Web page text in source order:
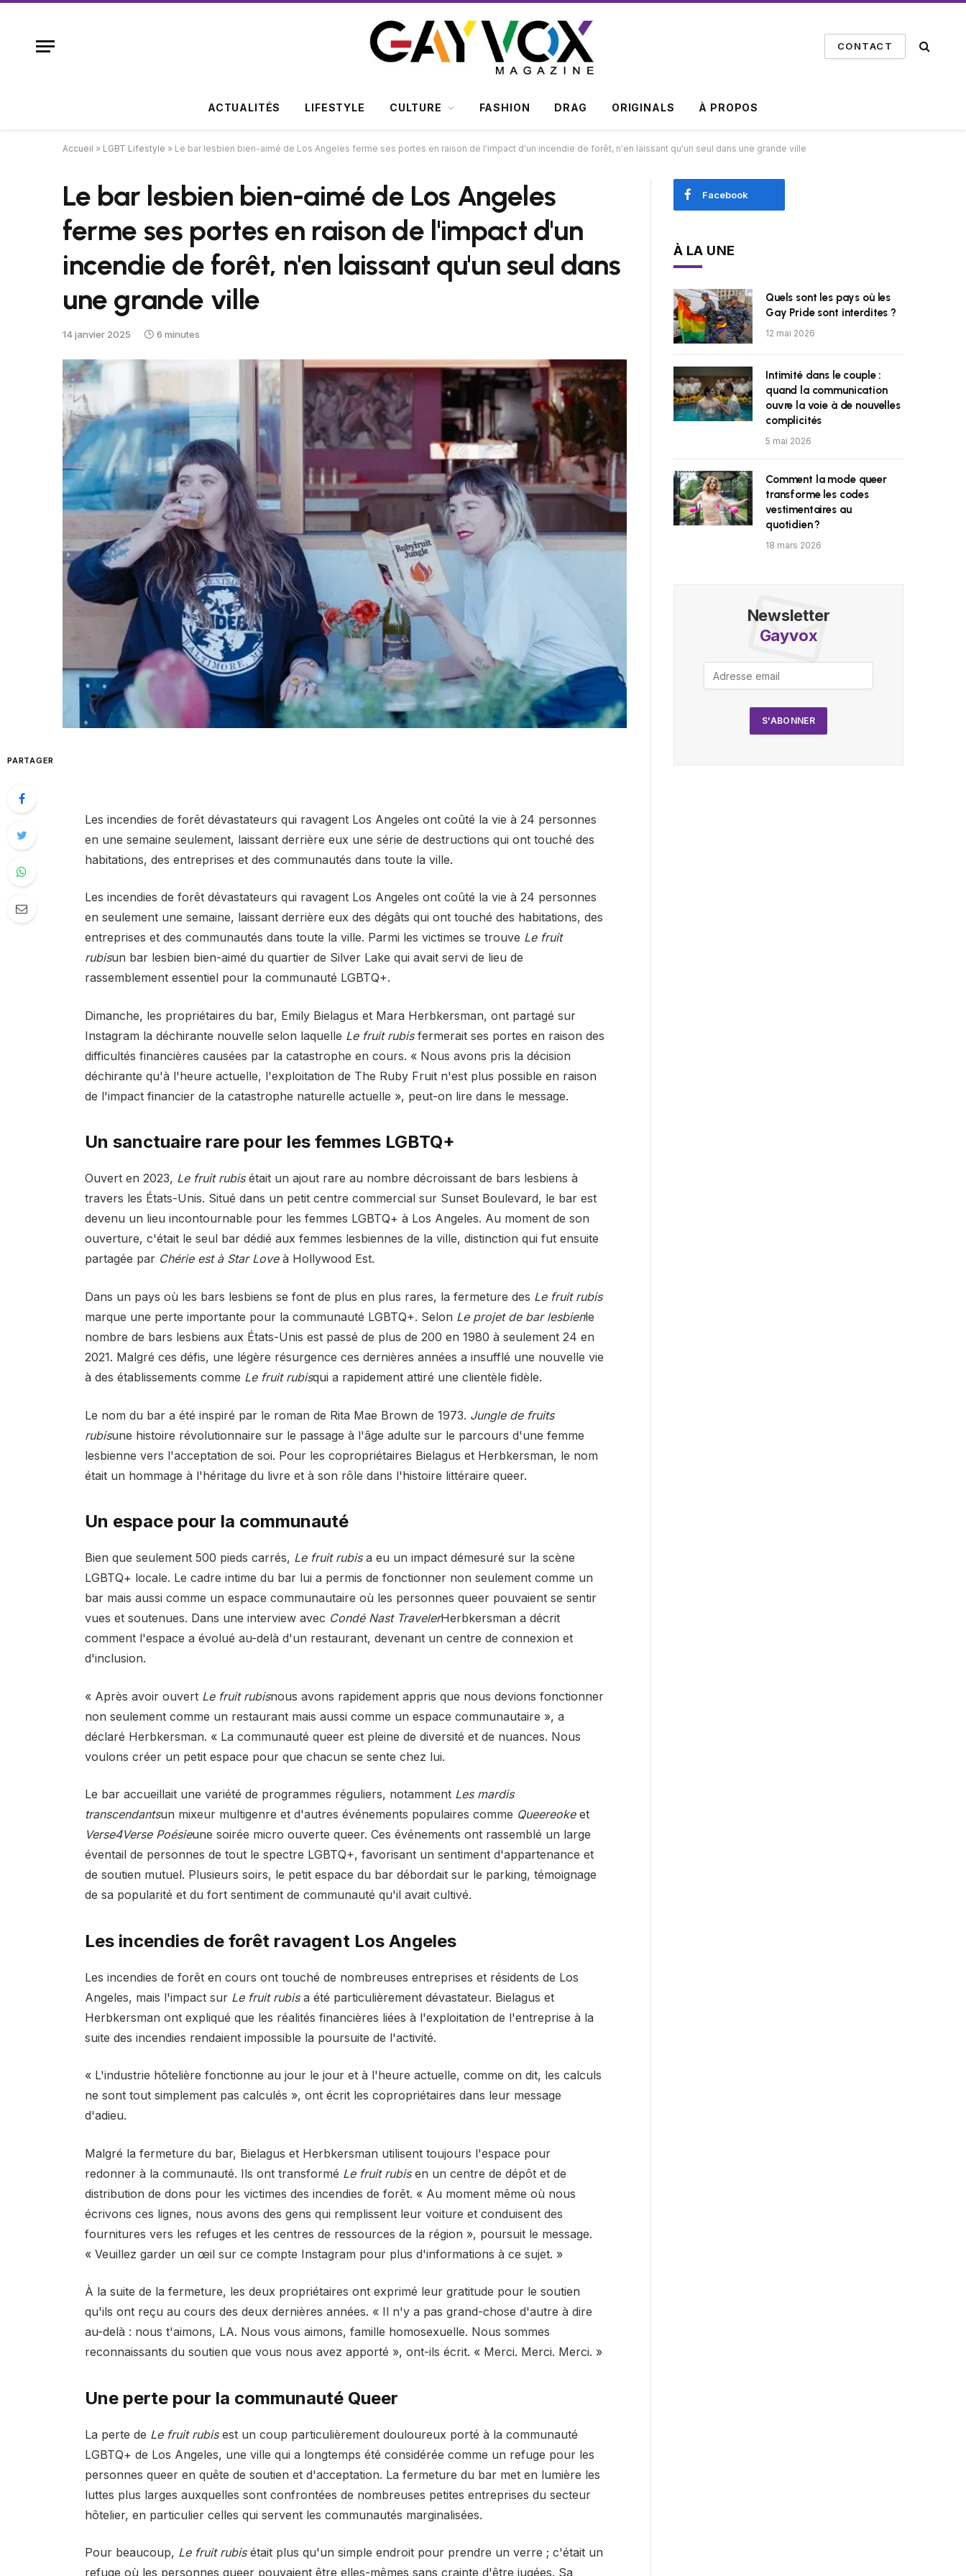
CONTACT
ACTUALITÉS LIFESTYLE CULTURE FASHION DRAG ORIGINALS À PROPOS
Accueil » LGBT Lifestyle » Le bar lesbien bien-aimé de Los Angeles ferme ses portes en raison de l'impact d'un incendie de forêt, n'en laissant qu'un seul dans une grande ville
Le bar lesbien bien-aimé de Los Angeles
ferme ses portes en raison de l'impact d'un
incendie de forêt, n'en laissant qu'un seul dans
une grande ville
14 janvier 2025 6 minutes
PARTAGER
Les incendies de forêt dévastateurs qui ravagent Los Angeles ont coûté la vie à 24 personnes
en une semaine seulement, laissant derrière eux une série de destructions qui ont touché des
habitations, des entreprises et des communautés dans toute la ville.
Les incendies de forêt dévastateurs qui ravagent Los Angeles ont coûté la vie à 24 personnes
en seulement une semaine, laissant derrière eux des dégâts qui ont touché des habitations, des
entreprises et des communautés dans toute la ville. Parmi les victimes se trouve Le fruit
rubisun bar lesbien bien-aimé du quartier de Silver Lake qui avait servi de lieu de
rassemblement essentiel pour la communauté LGBTQ+.
Dimanche, les propriétaires du bar, Emily Bielagus et Mara Herbkersman, ont partagé sur
Instagram la déchirante nouvelle selon laquelle Le fruit rubisfermerait ses portes en raison des
difficultés financières causées par la catastrophe en cours. « Nous avons pris la décision
déchirante qu'à l'heure actuelle, l'exploitation de The Ruby Fruit n'est plus possible en raison
de l'impact financier de la catastrophe naturelle actuelle », peut-on lire dans le message.
Un sanctuaire rare pour les femmes LGBTQ+
Ouvert en 2023, Le fruit rubisétait un ajout rare au nombre décroissant de bars lesbiens à
travers les États-Unis. Situé dans un petit centre commercial sur Sunset Boulevard, le bar est
devenu un lieu incontournable pour les femmes LGBTQ+ à Los Angeles. Au moment de son
ouverture, c'était le seul bar dédié aux femmes lesbiennes de la ville, distinction qui fut ensuite
partagée par Chérie est à Star Loveà Hollywood Est.
Dans un pays où les bars lesbiens se font de plus en plus rares, la fermeture des Le fruit rubis
marque une perte importante pour la communauté LGBTQ+. Selon Le projet de bar lesbienle
nombre de bars lesbiens aux États-Unis est passé de plus de 200 en 1980 à seulement 24 en
2021. Malgré ces défis, une légère résurgence ces dernières années a insufflé une nouvelle vie
à des établissements comme Le fruit rubisqui a rapidement attiré une clientèle fidèle.
Le nom du bar a été inspiré par le roman de Rita Mae Brown de 1973. Jungle de fruits
rubisune histoire révolutionnaire sur le passage à l'âge adulte sur le parcours d'une femme
lesbienne vers l'acceptation de soi. Pour les copropriétaires Bielagus et Herbkersman, le nom
était un hommage à l'héritage du livre et à son rôle dans l'histoire littéraire queer.
Un espace pour la communauté
Bien que seulement 500 pieds carrés, Le fruit rubisa eu un impact démesuré sur la scène
LGBTQ+ locale. Le cadre intime du bar lui a permis de fonctionner non seulement comme un
bar mais aussi comme un espace communautaire où les personnes queer pouvaient se sentir
vues et soutenues. Dans une interview avec Condé Nast TravelerHerbkersman a décrit
comment l'espace a évolué au-delà d'un restaurant, devenant un centre de connexion et
d'inclusion.
« Après avoir ouvert Le fruit rubisnous avons rapidement appris que nous devions fonctionner
non seulement comme un restaurant mais aussi comme un espace communautaire », a
déclaré Herbkersman. « La communauté queer est pleine de diversité et de nuances. Nous
voulons créer un petit espace pour que chacun se sente chez lui.
Le bar accueillait une variété de programmes réguliers, notamment Les mardis
transcendantsun mixeur multigenre et d'autres événements populaires comme Queereokeet
Verse4Verse Poésieune soirée micro ouverte queer. Ces événements ont rassemblé un large
éventail de personnes de tout le spectre LGBTQ+, favorisant un sentiment d'appartenance et
de soutien mutuel. Plusieurs soirs, le petit espace du bar débordait sur le parking, témoignage
de sa popularité et du fort sentiment de communauté qu'il avait cultivé.
Les incendies de forêt ravagent Los Angeles
Les incendies de forêt en cours ont touché de nombreuses entreprises et résidents de Los
Angeles, mais l'impact sur Le fruit rubisa été particulièrement dévastateur. Bielagus et
Herbkersman ont expliqué que les réalités financières liées à l'exploitation de l'entreprise à la
suite des incendies rendaient impossible la poursuite de l'activité.
« L'industrie hôtelière fonctionne au jour le jour et à l'heure actuelle, comme on dit, les calculs
ne sont tout simplement pas calculés », ont écrit les copropriétaires dans leur message
d'adieu.
Malgré la fermeture du bar, Bielagus et Herbkersman utilisent toujours l'espace pour
redonner à la communauté. Ils ont transformé Le fruit rubisen un centre de dépôt et de
distribution de dons pour les victimes des incendies de forêt. « Au moment même où nous
écrivons ces lignes, nous avons des gens qui remplissent leur voiture et conduisent des
fournitures vers les refuges et les centres de ressources de la région », poursuit le message.
« Veuillez garder un œil sur ce compte Instagram pour plus d'informations à ce sujet. »
À la suite de la fermeture, les deux propriétaires ont exprimé leur gratitude pour le soutien
qu'ils ont reçu au cours des deux dernières années. « Il n'y a pas grand-chose d'autre à dire
au-delà : nous t'aimons, LA. Nous vous aimons, famille homosexuelle. Nous sommes
reconnaissants du soutien que vous nous avez apporté », ont-ils écrit. « Merci. Merci. Merci. »
Une perte pour la communauté Queer
La perte de Le fruit rubisest un coup particulièrement douloureux porté à la communauté
LGBTQ+ de Los Angeles, une ville qui a longtemps été considérée comme un refuge pour les
personnes queer en quête de soutien et d'acceptation. La fermeture du bar met en lumière les
luttes plus larges auxquelles sont confrontées de nombreuses petites entreprises du secteur
hôtelier, en particulier celles qui servent les communautés marginalisées.
Pour beaucoup, Le fruit rubisétait plus qu'un simple endroit pour prendre un verre ; c'était un
refuge où les personnes queer pouvaient être elles-mêmes sans crainte d'être jugées. Sa
Facebook
À LA UNE
Quels sont les pays où les
Gay Pride sont interdites ?
12 mai 2026
Intimité dans le couple :
quand la communication
ouvre la voie à de nouvelles
complicités
5 mai 2026
Comment la mode queer
transforme les codes
vestimentaires au
quotidien ?
18 mars 2026
Newsletter
Gayvox